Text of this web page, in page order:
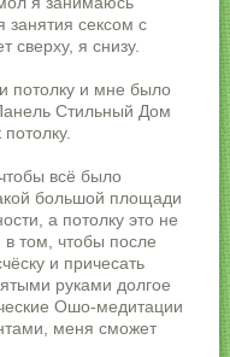
занятия сексом с
сверху, я снизу.
потолку и мне было
Стильный Дом
всё было
большой площади
а потолку это не
в том, чтобы после
и причесать
руками долгое
Ошо-медитации
меня сможет